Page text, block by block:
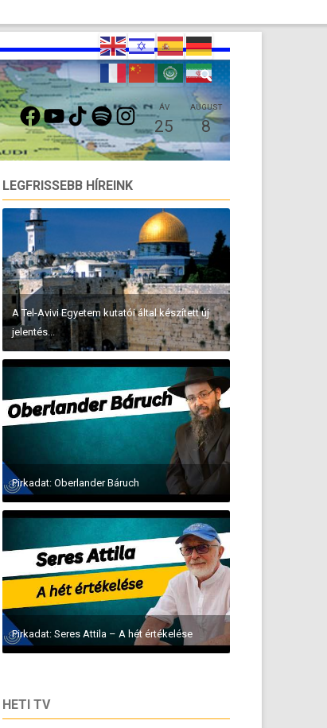
FACEBOOKYOUTUBETIKTOKSPOTIFYINSTAGRAMÁV
25
AUGUST
8
LEGFRISSEBB HÍREINK
A Tel-Avivi Egyetem kutatói által készített új
jelentés...
Pirkadat: Oberlander Báruch
Pirkadat: Seres Attila – A hét értékelése
HETI TV